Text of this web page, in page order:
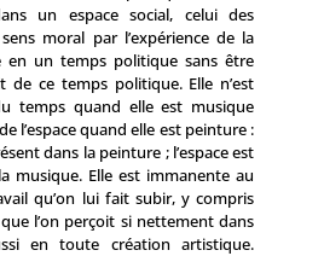
un espace social, celui des
moral par l’expérience de la
en un temps politique sans être
de ce temps politique. Elle n’est
temps quand elle est musique
l’espace quand elle est peinture :
dans la peinture ; l’espace est
musique. Elle est immanente au
qu’on lui fait subir, y compris
l’on perçoit si nettement dans
en toute création artistique.